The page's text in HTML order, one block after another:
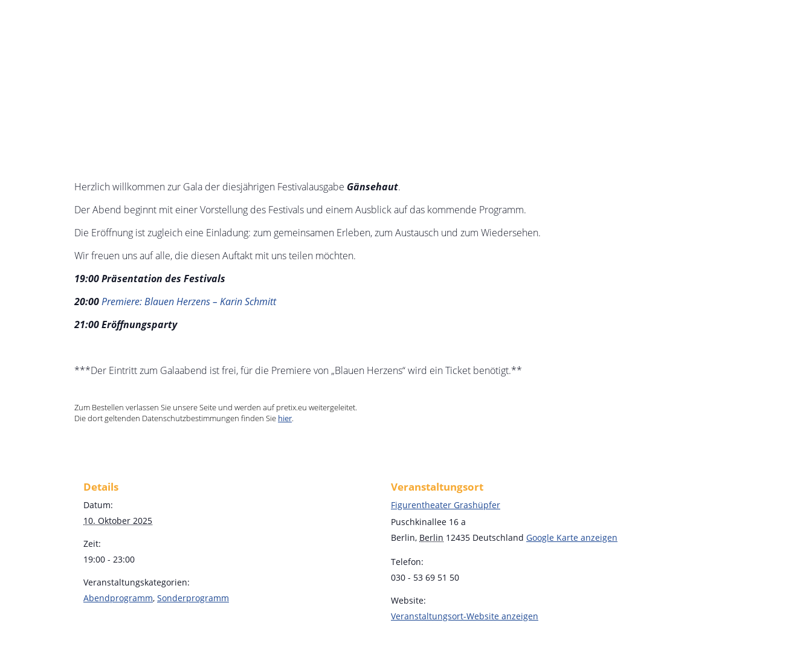
Herzlich willkommen zur Gala der diesjährigen Festivalausgabe Gänsehaut.
Der Abend beginnt mit einer Vorstellung des Festivals und einem Ausblick auf das kommende Programm.
Die Eröffnung ist zugleich eine Einladung: zum gemeinsamen Erleben, zum Austausch und zum Wiedersehen.
Wir freuen uns auf alle, die diesen Auftakt mit uns teilen möchten.
19:00 Präsentation des Festivals
20:00Premiere: Blauen Herzens – Karin Schmitt
21:00 Eröffnungsparty
***Der Eintritt zum Galaabend ist frei, für die Premiere von „Blauen Herzens“ wird ein Ticket benötigt.**
Zum Bestellen verlassen Sie unsere Seite und werden auf pretix.eu weitergeleitet.
Die dort geltenden Datenschutzbestimmungen finden Sie hier.
Details
Datum:
10. Oktober 2025
Zeit:
19:00 - 23:00
Veranstaltungskategorien:
Abendprogramm, Sonderprogramm
Veranstaltungsort
Figurentheater Grashüpfer
Puschkinallee 16 a
Berlin, Berlin 12435 Deutschland Google Karte anzeigen
Telefon:
030 - 53 69 51 50
Website:
Veranstaltungsort-Website anzeigen